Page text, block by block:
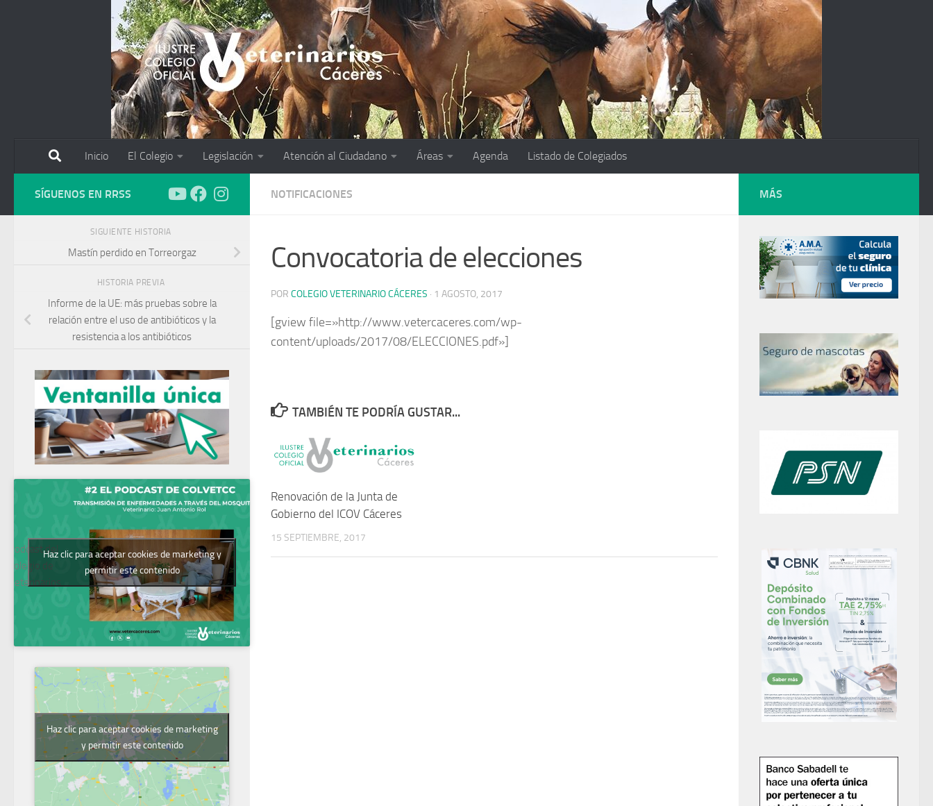
Inicio El Colegio Legislación Atención al Ciudadano Áreas Agenda Listado de Colegiados
NOTIFICACIONES
Convocatoria de elecciones
POR COLEGIO VETERINARIO CÁCERES · 1 AGOSTO, 2017
[gview file=»http://www.vetercaceres.com/wp-
content/uploads/2017/08/ELECCIONES.pdf»]
TAMBIÉN TE PODRÍA GUSTAR...
Renovación de la Junta de
Gobierno del ICOV Cáceres
15 SEPTIEMBRE, 2017
SÍGUENOS EN RRSS
SIGUIENTE HISTORIA
Mastín perdido en Torreorgaz
HISTORIA PREVIA
Informe de la UE: más pruebas sobre la
relación entre el uso de antibióticos y la
resistencia a los antibióticos
Podcast del
Colegio de
Veterinarios
Haz clic para aceptar cookies de marketing y
permitir este contenido
Haz clic para aceptar cookies de marketing
y permitir este contenido
MÁS